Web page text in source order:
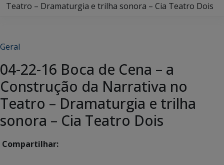
Teatro – Dramaturgia e trilha sonora – Cia Teatro Dois
Geral
04-22-16 Boca de Cena – a
Construção da Narrativa no
Teatro – Dramaturgia e trilha
sonora – Cia Teatro Dois
Compartilhar: